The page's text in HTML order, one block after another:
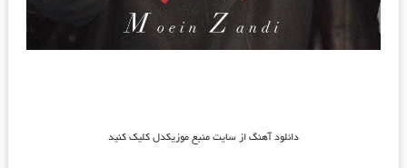
دانلود آهنگ از سایت منبع موزیکدل کلیک کنید